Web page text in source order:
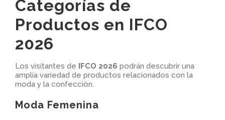
Categorías de
Productos en IFCO
2026
Los visitantes de IFCO 2026 podrán descubrir una
amplia variedad de productos relacionados con la
moda y la confección.
Moda Femenina